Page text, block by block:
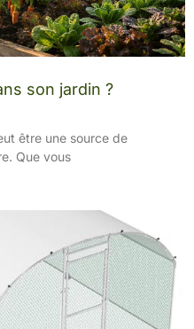
son jardin ?
être une source de
Que vous